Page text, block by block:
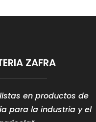
ZAFRA
en productos de
para la industria y el